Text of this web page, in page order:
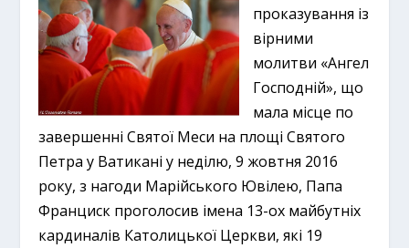
проказування із
вірними
молитви «Ангел
Господній», що
мала місце по
завершенні Святої Меси на площі Святого
Петра у Ватикані у неділю, 9 жовтня 2016
року, з нагоди Марійського Ювілею, Папа
Франциск проголосив імена 13-ох майбутніх
кардиналів Католицької Церкви, які 19